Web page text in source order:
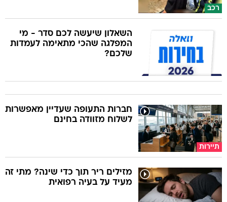
רכב
השאלון שיעשה לכם סדר - מי
המפלגה שהכי מתאימה לעמדות
שלכם?
תיירות
חברות התעופה שעדיין מאפשרות
לשלוח מזוודה בחינם
מזילים ריר תוך כדי שינה? מתי זה
מעיד על בעיה רפואית